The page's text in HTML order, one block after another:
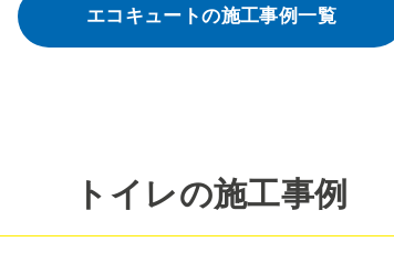
エコキュートの施工事例一覧
トイレの施工事例